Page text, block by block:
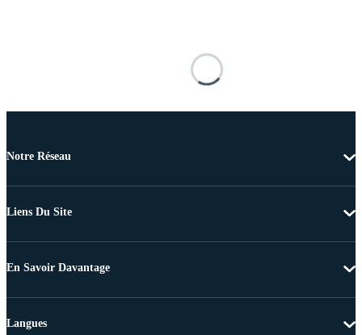
Notre Réseau
Liens Du Site
En Savoir Davantage
Langues